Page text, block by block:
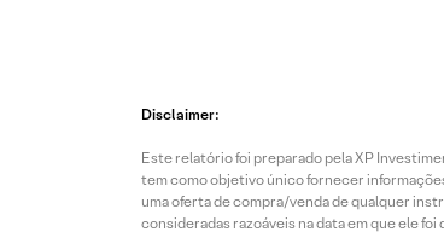
Disclaimer:
Este relatório foi preparado pela XP
tem como objetivo único fornecer
uma oferta de compra/venda de qualquer
consideradas razoáveis na data em que ele